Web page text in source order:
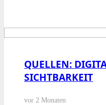
QUELLEN:
SICHTBARKEIT
vor 2 Monaten